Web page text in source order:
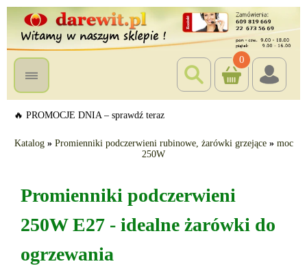
0
🔥 PROMOCJE DNIA – sprawdź teraz
Katalog » Promienniki podczerwieni rubinowe, żarówki grzejące » moc
250W
Promienniki podczerwieni
250W E27 - idealne żarówki do
ogrzewania